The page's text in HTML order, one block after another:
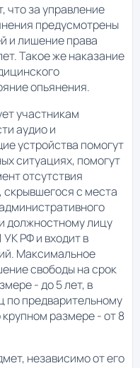
что за управление
предусмотрены
и лишение права
Такое же наказание
опьянения.
участникам
аудио и
устройства помогут
ситуациях, помогут
отсутствия
скрывшегося с места
должностному лицу
РФ и входит в
Максимальное
свободы на срок
- до 5 лет, в
по предварительному
крупном размере - от 8
независимо от его